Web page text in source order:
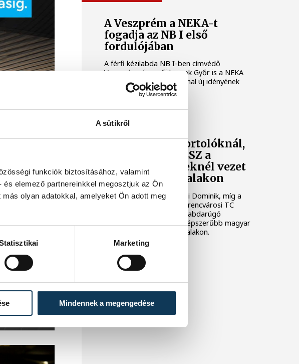
A sütikről
funkciók biztosításához, valamint
elemező partnereinkkel megosztjuk az Ön
olyan adatokkal, amelyeket Ön adott meg
Marketing
Mindennek a megengedése
A Veszprém a NEKA-t
fogadja az NB I első
fordulójában
A férfi kézilabda NB I-ben címvédő
Veszprém, és a női bajnok Győr is a NEKA
csapatát fogadja az élvonal új idényének
első fordulójában.
Szoboszlai a sportolóknál,
az FTC és az MLSZ a
sportszervezeteknél vezet
a közösségi oldalakon
A sportolóknál Szoboszlai Dominik, míg a
sportszervezeteknél a Ferencvárosi TC
futballklub és a Magyar Labdarúgó
Szövetség (MLSZ) a legnépszerűbb magyar
szereplő a közösségi oldalakon.